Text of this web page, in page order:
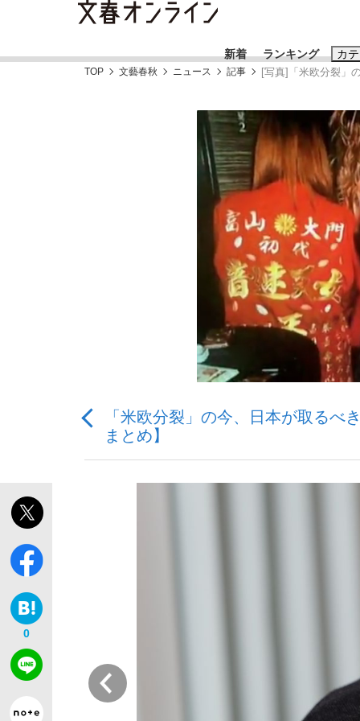
新着 ランキング カ
《BTS厳戒トーキョー滞在記》RM→渋谷
「クマが悪者扱いされているのが悲しい」
おすすめの
#藤田晋
#三
#玉木雄一郎
TOP 文藝春秋 ニュース 記事 [写真]「米欧分裂」
「米欧分裂」の今、日本が取る
まとめ】
0